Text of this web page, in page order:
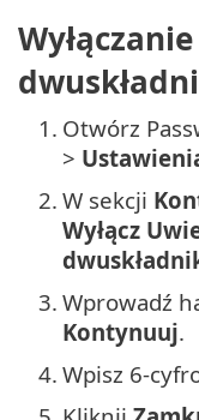
1. Otwórz
>
2. W sekcji
Wyłącz
3. Wprowadź
Kontynuuj.
4. Wpisz 6-